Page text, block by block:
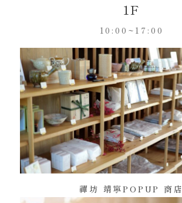
1F
10:00~17:00
禪坊 靖寧POPUP 商店